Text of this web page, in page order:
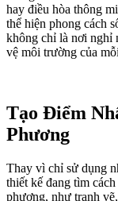
hay điều hòa thông
thể hiện phong cách
không chỉ là nơi nghỉ
vệ môi trường của
Tạo Điểm
Phương
Thay vì chỉ sử dụng
thiết kế đang tìm
phương, như tranh